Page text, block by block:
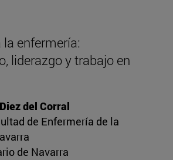
enfermería:
liderazgo y trabajo en
del Corral
de Enfermería de la
de Navarra